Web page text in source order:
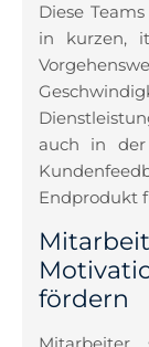
Diese
in kurzen,
auch in der
Endprodukt
fördern